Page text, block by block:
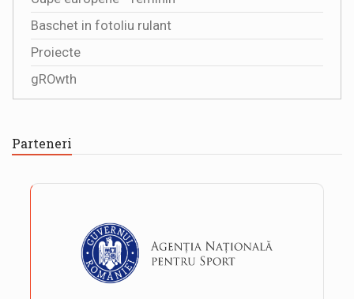
Baschet in fotoliu rulant
Proiecte
gROwth
Parteneri